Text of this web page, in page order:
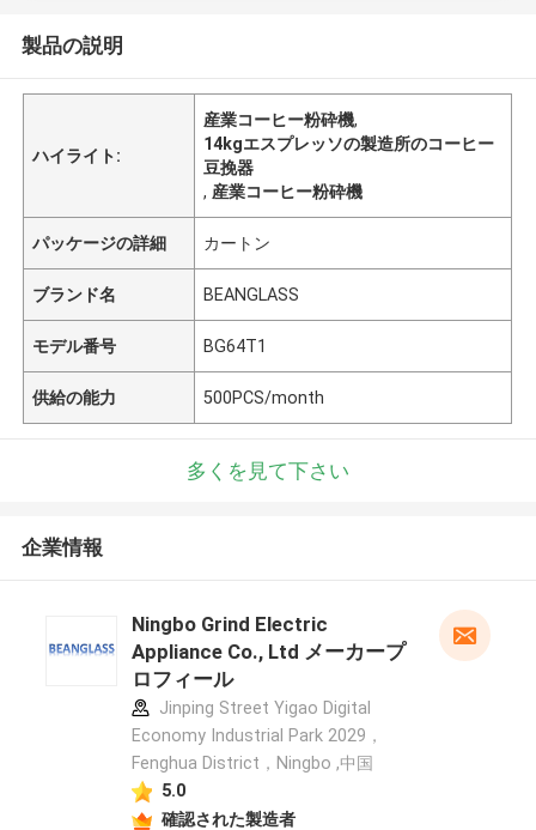
製品の説明
ハイライト:
産業コーヒー粉砕機,
14kgエスプレッソの製造所のコーヒー
豆挽器
, 産業コーヒー粉砕機
パッケージの詳細 カートン
ブランド名 BEANGLASS
モデル番号 BG64T1
供給の能力 500PCS/month
多くを見て下さい
企業情報
Ningbo Grind Electric
Appliance Co., Ltd メーカープ
ロフィール
Jinping Street Yigao Digital
Economy Industrial Park 2029，
Fenghua District，Ningbo ,中国
5.0
確認された製造者